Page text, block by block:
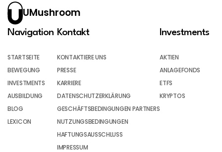
UMushroom
Navigation
STARTSEITE
BEWEGUNG
INVESTMENTS
AUSBILDUNG
BLOG
LEXICON
Kontakt
KONTAKTIERE UNS
PRESSE
KARRIERE
DATENSCHUTZERKLÄRUNG
GESCHÄFTSBEDINGUNGEN PARTNERS
NUTZUNGSBEDINGUNGEN
HAFTUNGSAUSSCHLUSS
IMPRESSUM
Investments
AKTIEN
ANLAGEFONDS
ETFS
KRYPTOS